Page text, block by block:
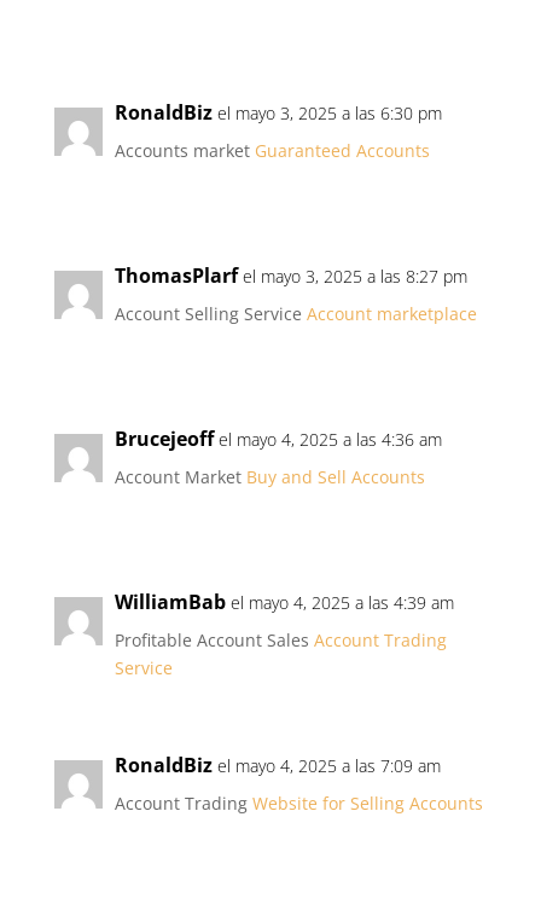
RonaldBiz el mayo 3, 2025 a las 6:30 pm
Accounts market Guaranteed Accounts
ThomasPlarf el mayo 3, 2025 a las 8:27 pm
Account Selling Service Account marketplace
Brucejeoff el mayo 4, 2025 a las 4:36 am
Account Market Buy and Sell Accounts
WilliamBab el mayo 4, 2025 a las 4:39 am
Profitable Account Sales Account Trading
Service
RonaldBiz el mayo 4, 2025 a las 7:09 am
Account Trading Website for Selling Accounts